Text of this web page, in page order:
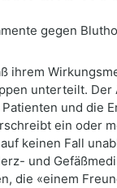
ihrem
unterteilt. Der
und die
ein oder
keinen Fall
und
die «einem